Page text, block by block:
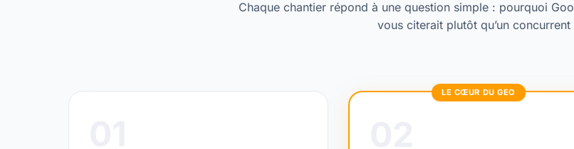
Chaque chantier répond à une question simple : pourquoi
vous citerait plutôt qu’un concurrent
LE CŒUR DU GEO